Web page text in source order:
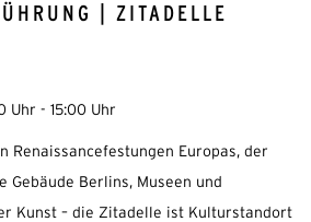
| ZITADELLE
Uhr - 15:00 Uhr
Renaissancefestungen Europas, der
Gebäude Berlins, Museen und
Kunst – die Zitadelle ist Kulturstandort